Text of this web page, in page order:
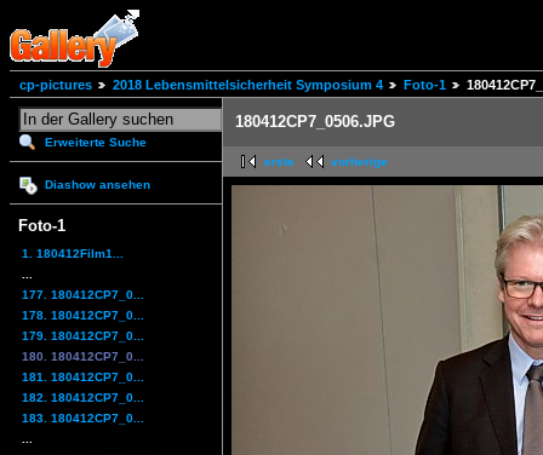
cp-pictures 2018 Lebensmittelsicherheit Symposium 4 Foto-1
Erweiterte Suche
Diashow ansehen
Foto-1
1. 180412Film1...
177. 180412CP7_0...
178. 180412CP7_0...
179. 180412CP7_0...
180. 180412CP7_0...
181. 180412CP7_0...
182. 180412CP7_0...
183. 180412CP7_0...
180412CP7_0506.JPG
erste vorherige